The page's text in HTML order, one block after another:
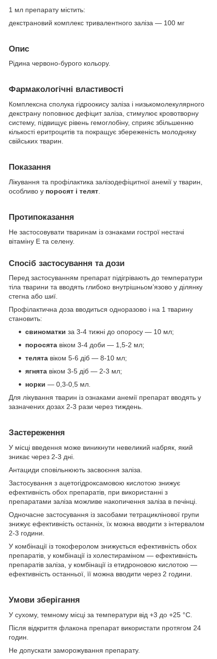
1 мл препарату містить:
декстрановий комплекс тривалентного заліза — 100 мг
Опис
Рідина червоно-бурого кольору.
Фармакологічні властивості
Комплексна сполука гідроокису заліза і низькомолекулярного
декстрану поповнює дефіцит заліза, стимулює кровотворну
систему, підвищує рівень гемоглобіну, сприяє збільшенню
кількості еритроцитів та покращує збереженість молодняку
свійських тварин.
Показання
Лікування та профілактика залізодефіцитної анемії у тварин,
особливо у поросят і телят
Протипоказання
Не застосовувати тваринам із ознаками гострої нестачі
вітаміну Е та селену.
Спосіб застосування та дози
Перед застосуванням препарат підігрівають до температури
тіла тварини та вводять глибоко внутрішньом’язово у ділянку
стегна або шиї.
Профілактична доза вводиться одноразово і на 1 тварину
становить:
свиноматки за 3-4 тижні до опоросу — 10 мл;
поросята віком 3-4 доби — 1,5-2 мл;
телята віком 5-6 діб — 8-10 мл;
ягнята віком 3-5 діб — 2-3 мл;
норки — 0,3-0,5 мл.
Для лікування тварин із ознаками анемії препарат вводять у
зазначених дозах 2-3 рази через тиждень.
Застереження
У місці введення може виникнути невеликий набряк, який
зникає через 2-3 дні.
Антациди сповільнюють засвоєння заліза.
Застосування з ацетогідроксамовою кислотою знижує
ефективність обох препаратів, при використанні з
препаратами заліза можливе накопичення заліза в печінці.
Одночасне застосування із засобами тетрациклінової групи
знижує ефективність останніх, їх можна вводити з інтервалом
2-3 години.
У комбінації із токоферолом знижується ефективність обох
препаратів, у комбінації із холестираміном — ефективність
препаратів заліза, у комбінації із етидроновою кислотою —
ефективність останньої, її можна вводити через 2 години.
Умови зберігання
У сухому, темному місці за температури від +3 до +25 °С.
Після відкриття флакона препарат використати протягом 24
годин.
Не допускати заморожування препарату.